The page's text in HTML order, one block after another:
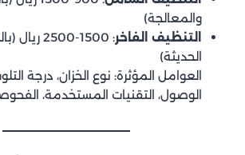
والمعالجة)
التنظيف الفاخر
: 1500-2500
الحديثة)
العوامل المؤثرة: نوع الخزان، درجة
الوصول، التقنيات المستخدمة،